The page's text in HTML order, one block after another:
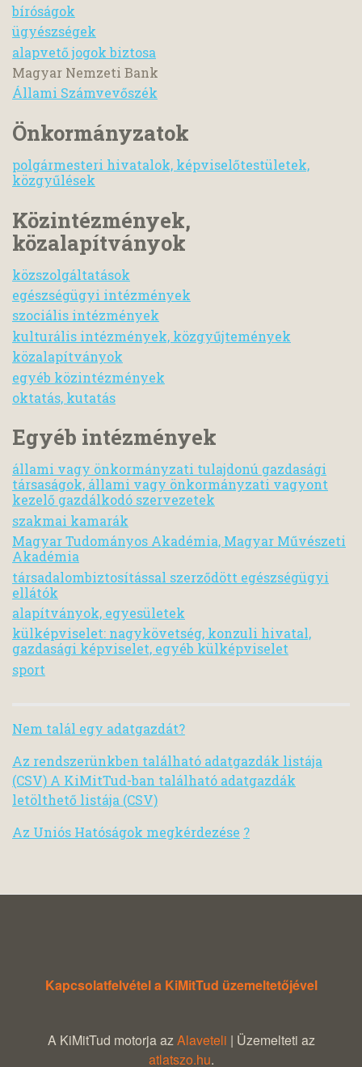
bíróságok
ügyészségek
alapvető jogok biztosa
Magyar Nemzeti Bank
Állami Számvevőszék
Önkormányzatok
polgármesteri hivatalok, képviselőtestületek,
közgyűlések
Közintézmények,
közalapítványok
közszolgáltatások
egészségügyi intézmények
szociális intézmények
kulturális intézmények, közgyűjtemények
közalapítványok
egyéb közintézmények
oktatás, kutatás
Egyéb intézmények
állami vagy önkormányzati tulajdonú gazdasági
társaságok, állami vagy önkormányzati vagyont
kezelő gazdálkodó szervezetek
szakmai kamarák
Magyar Tudományos Akadémia, Magyar Művészeti
Akadémia
társadalombiztosítással szerződött egészségügyi
ellátók
alapítványok, egyesületek
külképviselet: nagykövetség, konzuli hivatal,
gazdasági képviselet, egyéb külképviselet
sport
Nem talál egy adatgazdát?
Az rendszerünkben található adatgazdák listája
(CSV) A KiMitTud-ban található adatgazdák
letölthető listája (CSV)
Az Uniós Hatóságok megkérdezése ?
Kapcsolatfelvétel a KiMitTud üzemeltetőjével
A KiMitTud motorja azAlaveteli | Üzemelteti az
atlatszo.hu.